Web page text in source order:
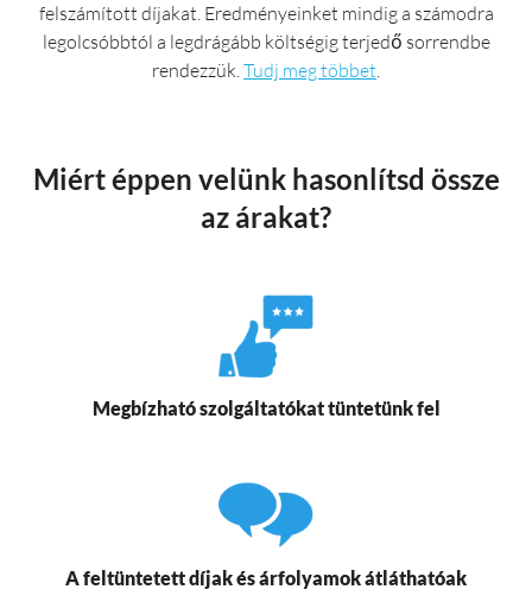
felszámított díjakat. Eredményeinket mindig a számodra
legolcsóbbtól a legdrágább költségig terjedő sorrendbe
rendezzük.Tudj meg többet.
Miért éppen velünk hasonlítsd össze
az árakat?
Megbízható szolgáltatókat tüntetünk fel
A feltüntetett díjak és árfolyamok átláthatóak